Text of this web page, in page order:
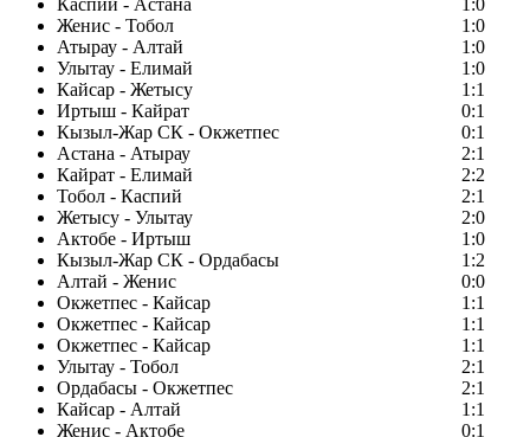
Каспий - Астана
1:0
Женис - Тобол
1:0
Атырау - Алтай
1:0
Улытау - Елимай
1:0
Кайсар - Жетысу
1:1
Иртыш - Кайрат
0:1
Кызыл-Жар СК - Окжетпес
0:1
Астана - Атырау
2:1
Кайрат - Елимай
2:2
Тобол - Каспий
2:1
Жетысу - Улытау
2:0
Актобе - Иртыш
1:0
Кызыл-Жар СК - Ордабасы
1:2
Алтай - Женис
0:0
Окжетпес - Кайсар
1:1
Окжетпес - Кайсар
1:1
Окжетпес - Кайсар
1:1
Улытау - Тобол
2:1
Ордабасы - Окжетпес
2:1
Кайсар - Алтай
1:1
Женис - Актобе
0:1